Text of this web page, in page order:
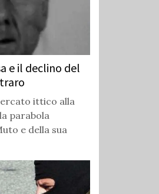
e il declino del
ittico alla
parabola
e della sua